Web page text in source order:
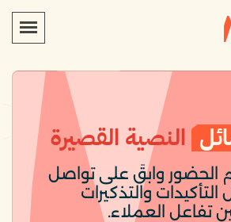
النصية القصيرة
الحضور وابقَ على تواصل
التأكيدات والتذكيرات
تفاعل العملاء.